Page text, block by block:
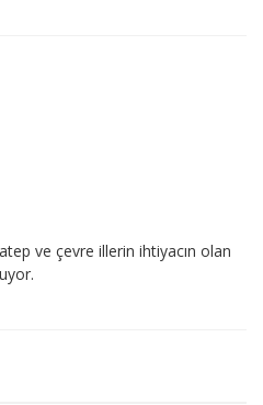
ve çevre illerin ihtiyacın olan